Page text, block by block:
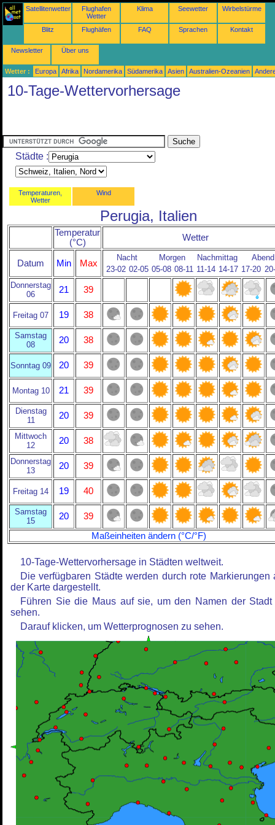
Satellitenwetter
Flughafen
Wetter
Klima Seewetter Wirbelstürme
Blitz Flughäfen FAQ Sprachen Kontakt
Newsletter Über uns
Wetter : Europa Afrika Nordamerika Südamerika Asien Australien-Ozeanien
10-Tage-Wettervorhersage
Städte :
Temperaturen,
Wetter
Wind
Perugia, Italien
Temperatur
(°C)
Wetter
Datum Min Max
Nacht Morgen Nachmittag
Abend
23-02 02-05 05-08 08-11 11-14 14-17 17-20
Donnerstag
06
21 39
Freitag 07 19 38
Samstag
08
20 38
Sonntag 09 20 39
Montag 10 21 39
Dienstag
11
20 39
Mittwoch
12
20 38
Donnerstag
13
20 39
Freitag 14 19 40
Samstag
15
20
39
Maßeinheiten ändern (°C/°F)
10-Tage-Wettervorhersage in Städten weltweit.
Die verfügbaren Städte werden durch rote Markierungen
der Karte dargestellt.
Führen Sie die Maus auf sie, um den Namen der Stadt
sehen.
Darauf klicken, um Wetterprognosen zu sehen.